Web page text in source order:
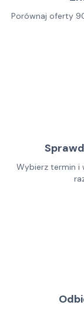
Porównaj oferty
Wybierz termin i